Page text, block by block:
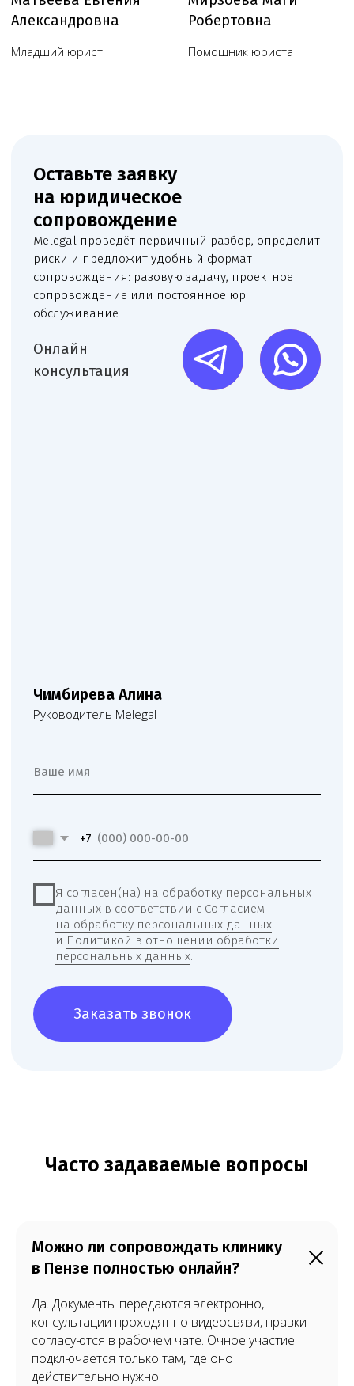
Можно ли сопровождать клинику
в Пензе полностью онлайн?
Да. Документы передаются электронно,
консультации проходят по видеосвязи, правки
согласуются в рабочем чате. Очное участие
подключается только там, где оно
действительно нужно.
Пользовательское соглашение
с использованием cookie-файлов и сервисов аналитики